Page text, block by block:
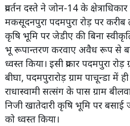
प्रवर्तन दस्ते ने जोन-14 के
मकसूदनपुरा पदमपुरा रोड़ पर करीब
कृषि भूमि पर जेडीए की बिना
भू रूपान्तरण करवाए अवैध रूप से
ध्वस्त किया। इसी प्रकार पदमपुरा
बीघा, पदमपुरारोड़ ग्राम पाचून्डा में
राधास्वामी सत्संग के पास ग्राम
निजी खातेदारी कृषि भूमि पर बसाई
को ध्वस्त किया।